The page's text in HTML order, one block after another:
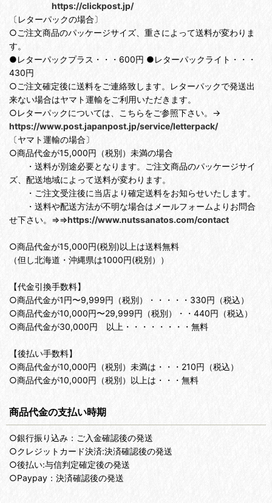
https://clickpost.jp/
〔レターパックの場合〕
○ご注文商品のパッケージサイズ、重さによって送料が変わりま
す。
●レターパックプラス・・・600円 ●レターパックライト・・・
430円
○ご注文確定後に送料をご連絡致します。レターパックで発送出
来ない場合はヤマト運輸をご利用いただきます。
○レターパックについては、こちらをご参照下さい。→
https://www.post.japanpost.jp/service/letterpack/
〔ヤマト運輸の場合〕
○商品代金が15,000円（税別）未満の場合
・送料が別途必要となります。ご注文商品のパッケージサイ
ズ、配送地域によって送料が変わります。
・ご注文受注後に当店より確定送料をお知らせいたします。
・送料や配送方法が不明な場合はメールフォームよりお問合
せ下さい。⇒⇒https://www.nutssanatos.com/contact
○商品代金が15,000円(税別)以上は送料無料
（但し北海道・沖縄県は1000円(税別））
【代金引換手数料】
○商品代金が1円〜9,999円（税別）・・・・・330円（税込）
○商品代金が10,000円〜29,999円（税別）・・440円（税込）
○商品代金が30,000円 以上・・・・・・・・無料
【後払い手数料】
○商品代金が10,000円（税別）未満は・・・210円（税込）
○商品代金が10,000円（税別）以上は・・・無料
商品代金の支払い時期
○銀行振り込み：ご入金確認後の発送
○クレジットカード決済:決済確認後の発送
○後払い:与信判定確定後の発送
○Paypay：決済確認後の発送